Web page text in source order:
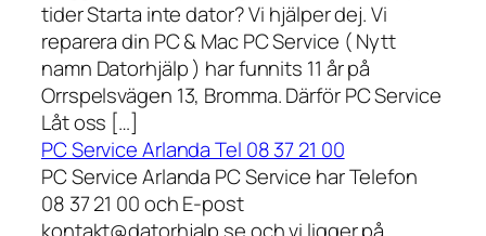
tider Starta inte dator? Vi hjälper dej. Vi
reparera din PC & Mac PC Service ( Nytt
namn Datorhjälp ) har funnits 11 år på
Orrspelsvägen 13, Bromma. Därför PC Service
Låt oss […]
PC Service Arlanda Tel 08 37 21 00
PC Service Arlanda PC Service har Telefon
08 37 21 00 och E-post